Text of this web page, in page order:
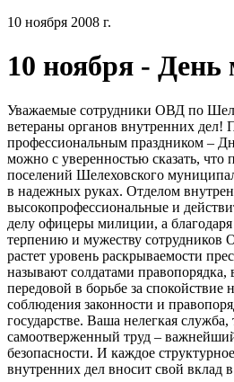
10 ноября 2008 г.
10 ноября -
Уважаемые сотрудники ОВД по
ветераны органов внутренних дел!
профессиональным праздником –
можно с уверенностью сказать, что
поселений Шелеховского
в надежных руках. Отделом
высокопрофессиональные и
делу офицеры милиции, а
терпению и мужеству
растет уровень раскрываемости
называют солдатами правопорядка,
передовой в борьбе за спокойствие
соблюдения законности и
государстве. Ваша нелегкая
самоотверженный труд –
безопасности. И каждое
внутренних дел вносит свой вклад